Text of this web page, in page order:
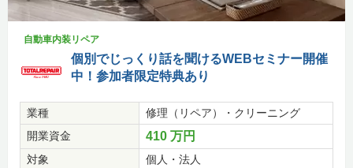
自動車内装リペア
個別でじっくり話を聞けるWEBセミナー開催
中！参加者限定特典あり
業種
修理（リペア）・クリーニング
開業資金
410 万円
対象 個人・法人